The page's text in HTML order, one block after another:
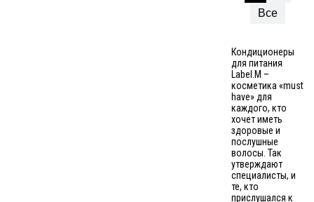
Все
Кондиционеры
для питания
Label.M –
косметика «must
have» для
каждого, кто
хочет иметь
здоровые и
послушные
волосы. Так
утверждают
специалисты, и
те, кто
прислушался к